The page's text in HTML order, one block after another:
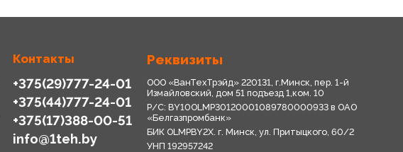
Контакты
+375(29)777-24-01
+375(44)777-24-01
+375(17)388-00-51
info@1teh.by
Реквизиты
ООО «ВанТехТрэйд» 220131, г.Минск, пер. 1-й
Измайловский, дом 51 подъезд 1,ком. 10
Р/С: BY10OLMP30120001089780000933 в OАО
«Белгазпромбанк»
БИК OLMPBY2X. г. Минск, ул. Притыцкого, 60/2
УНП 192957242